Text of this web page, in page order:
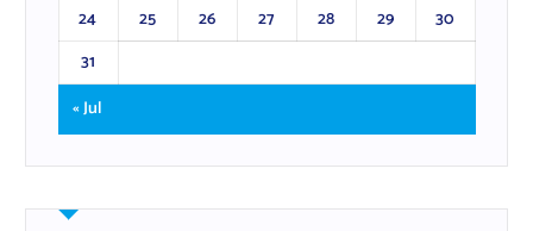
24
25 26 27 28 29
30
31
« Jul